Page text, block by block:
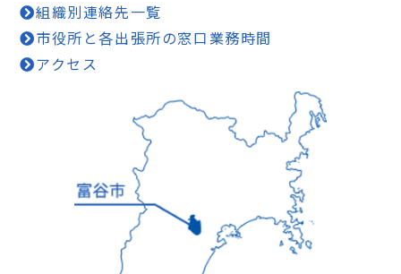
組織別連絡先一覧
市役所と各出張所の窓口業務時間
アクセス